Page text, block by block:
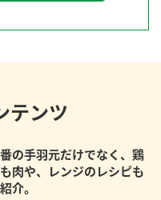
テンツ
の手羽元だけでなく、鶏
肉や、レンジのレシピも
介。